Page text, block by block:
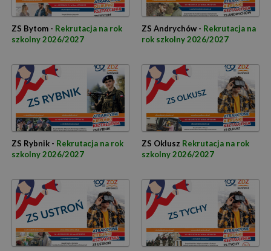
ZS Bytom - Rekrutacja na rok
szkolny 2026/2027
ZS Andrychów - Rekrutacja na
rok szkolny 2026/2027
ZS Rybnik - Rekrutacja na rok
szkolny 2026/2027
ZS Oklusz Rekrutacja na rok
szkolny 2026/2027